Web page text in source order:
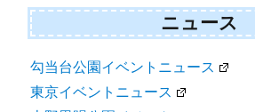
ニュース
勾当台公園イベントニュース
東京イベントニュース